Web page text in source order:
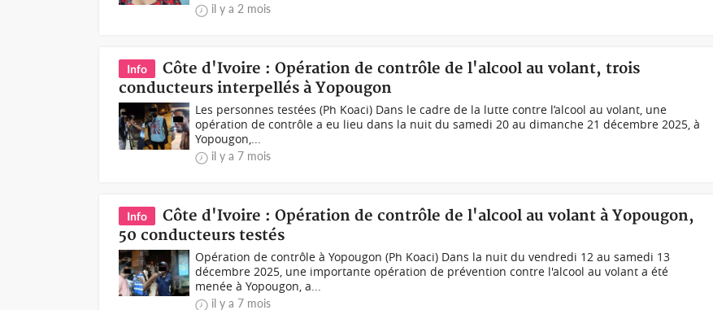
il y a 2 mois
Info
Côte d'Ivoire : Opération de contrôle de l'alcool au volant, trois
conducteurs interpellés à Yopougon
Les personnes testées (Ph Koaci) Dans le cadre de la lutte contre l’alcool au volant, une
opération de contrôle a eu lieu dans la nuit du samedi 20 au dimanche 21 décembre 2025, à
Yopougon,...
il y a 7 mois
Info
Côte d'Ivoire : Opération de contrôle de l'alcool au volant à Yopougon,
50 conducteurs testés
Opération de contrôle à Yopougon (Ph Koaci) Dans la nuit du vendredi 12 au samedi 13
décembre 2025, une importante opération de prévention contre l'alcool au volant a été
menée à Yopougon, a...
il y a 7 mois